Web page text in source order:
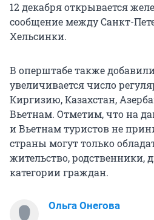
12 декабря открывается
сообщение между Санкт-
Хельсинки.
В оперштабе также
увеличивается число
Киргизию, Казахстан,
Вьетнам. Отметим, что на
и Вьетнам туристов не
страны могут только
жительство, родственники,
категории граждан.
Ольга Онегова